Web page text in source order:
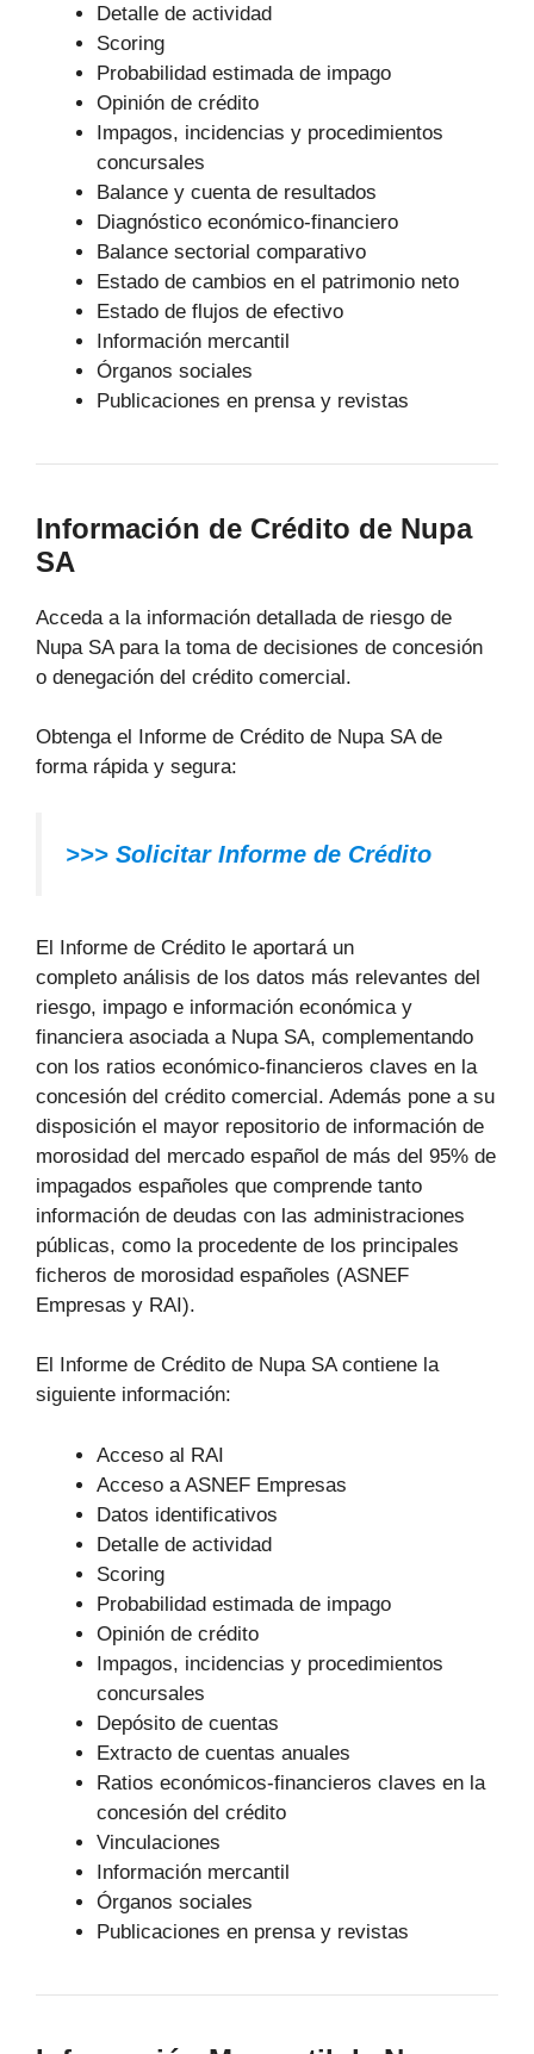
Detalle de actividad
Scoring
Probabilidad estimada de impago
Opinión de crédito
Impagos, incidencias y procedimientos
concursales
Balance y cuenta de resultados
Diagnóstico económico-financiero
Balance sectorial comparativo
Estado de cambios en el patrimonio neto
Estado de flujos de efectivo
Información mercantil
Órganos sociales
Publicaciones en prensa y revistas
Información de Crédito de Nupa
SA
Acceda a la información detallada de riesgo de
Nupa SA para la toma de decisiones de concesión
o denegación del crédito comercial.
Obtenga el Informe de Crédito de Nupa SA de
forma rápida y segura:
>>> Solicitar Informe de Crédito
El Informe de Crédito le aportará un
completo análisis de los datos más relevantes del
riesgo, impago e información económica y
financiera asociada a Nupa SA, complementando
con los ratios económico-financieros claves en la
concesión del crédito comercial. Además pone a su
disposición el mayor repositorio de información de
morosidad del mercado español de más del 95% de
impagados españoles que comprende tanto
información de deudas con las administraciones
públicas, como la procedente de los principales
ficheros de morosidad españoles (ASNEF
Empresas y RAI).
El Informe de Crédito de Nupa SA contiene la
siguiente información:
Acceso al RAI
Acceso a ASNEF Empresas
Datos identificativos
Detalle de actividad
Scoring
Probabilidad estimada de impago
Opinión de crédito
Impagos, incidencias y procedimientos
concursales
Depósito de cuentas
Extracto de cuentas anuales
Ratios económicos-financieros claves en la
concesión del crédito
Vinculaciones
Información mercantil
Órganos sociales
Publicaciones en prensa y revistas